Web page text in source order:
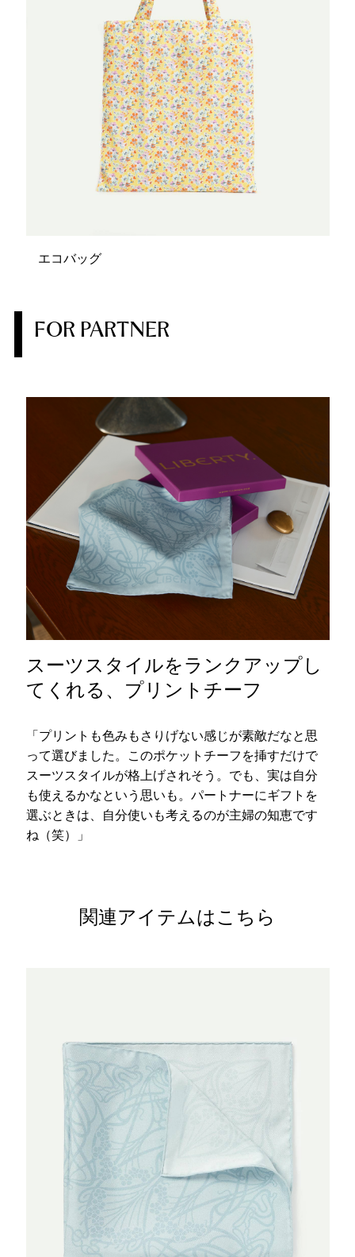
エコバッグ
FOR PARTNER
スーツスタイルをランクアップし
てくれる、プリントチーフ
「プリントも色みもさりげない感じが素敵だなと思
って選びました。このポケットチーフを挿すだけで
スーツスタイルが格上げされそう。でも、実は自分
も使えるかなという思いも。パートナーにギフトを
選ぶときは、自分使いも考えるのが主婦の知恵です
ね（笑）」
関連アイテムはこちら